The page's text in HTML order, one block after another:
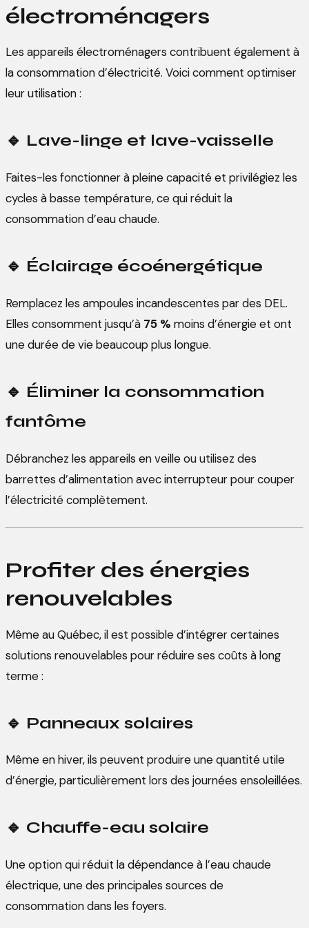
électroménagers
Les appareils électroménagers contribuent également à
la consommation d’électricité. Voici comment optimiser
leur utilisation :
🔹 Lave-linge et lave-vaisselle
Faites-les fonctionner à pleine capacité et privilégiez les
cycles à basse température, ce qui réduit la
consommation d’eau chaude.
🔹 Éclairage écoénergétique
Remplacez les ampoules incandescentes par des DEL.
Elles consomment jusqu’à 75 % moins d’énergie et ont
une durée de vie beaucoup plus longue.
🔹 Éliminer la consommation
fantôme
Débranchez les appareils en veille ou utilisez des
barrettes d’alimentation avec interrupteur pour couper
l’électricité complètement.
Profiter des énergies
renouvelables
Même au Québec, il est possible d’intégrer certaines
solutions renouvelables pour réduire ses coûts à long
terme :
🔹 Panneaux solaires
Même en hiver, ils peuvent produire une quantité utile
d’énergie, particulièrement lors des journées ensoleillées.
🔹 Chauffe-eau solaire
Une option qui réduit la dépendance à l’eau chaude
électrique, une des principales sources de
consommation dans les foyers.